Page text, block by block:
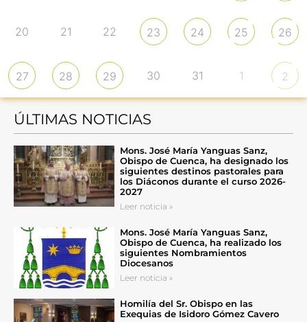
20 21 22 23 24 25 26
27 28 29 30 31 1 2
ÚLTIMAS NOTICIAS
Mons. José María Yanguas Sanz,
Obispo de Cuenca, ha designado los
siguientes destinos pastorales para
los Diáconos durante el curso 2026-
2027
Leer noticia »
Mons. José María Yanguas Sanz,
Obispo de Cuenca, ha realizado los
siguientes Nombramientos
Diocesanos
Leer noticia »
Homilía del Sr. Obispo en las
Exequias de Isidoro Gómez Cavero